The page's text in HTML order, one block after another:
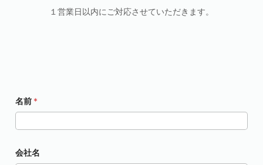
１営業日以内にご対応させていただきます。
名前 *
会社名